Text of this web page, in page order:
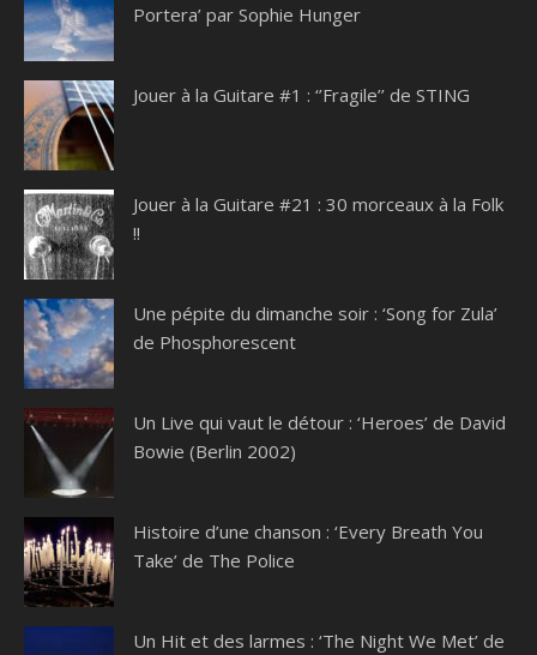
Portera’ par Sophie Hunger
Jouer à la Guitare #1 : ‘’Fragile’’ de STING
Jouer à la Guitare #21 : 30 morceaux à la Folk
!!
Une pépite du dimanche soir : ‘Song for Zula’
de Phosphorescent
Un Live qui vaut le détour : ‘Heroes’ de David
Bowie (Berlin 2002)
Histoire d’une chanson : ‘Every Breath You
Take’ de The Police
Un Hit et des larmes : ‘The Night We Met’ de